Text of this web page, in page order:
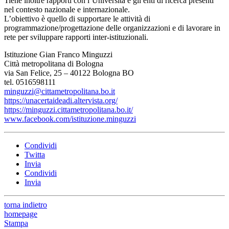
nel contesto nazionale e internazionale.
L’obiettivo è quello di supportare le attività di
programmazione/progettazione delle organizzazioni e di lavorare in
rete per sviluppare rapporti inter-istituzionali.
Istituzione Gian Franco Minguzzi
Città metropolitana di Bologna
via San Felice, 25 – 40122 Bologna BO
tel. 0516598111
minguzzi@cittametropolitana.bo.it
https://unacertaideadi.altervista.org/
https://minguzzi.cittametropolitana.bo.it/
www.facebook.com/istituzione.minguzzi
Condividi
Twitta
Invia
Condividi
Invia
torna indietro
homepage
Stampa